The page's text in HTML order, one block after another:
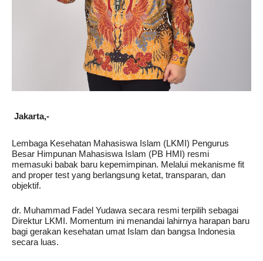
Jakarta,-
Lembaga Kesehatan Mahasiswa Islam (LKMI) Pengurus
Besar Himpunan Mahasiswa Islam (PB HMI) resmi
memasuki babak baru kepemimpinan. Melalui mekanisme fit
and proper test yang berlangsung ketat, transparan, dan
objektif.
dr. Muhammad Fadel Yudawa secara resmi terpilih sebagai
Direktur LKMI. Momentum ini menandai lahirnya harapan baru
bagi gerakan kesehatan umat Islam dan bangsa Indonesia
secara luas.